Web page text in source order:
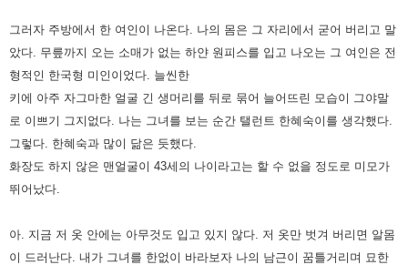
그러자 주방에서 한 여인이 나온다. 나의 몸은 그 자리에서 굳어 버리고 말
았다. 무릎까지 오는 소매가 없는 하얀 원피스를 입고 나오는 그 여인은 전
형적인 한국형 미인이었다. 늘씬한
키에 아주 자그마한 얼굴 긴 생머리를 뒤로 묶어 늘어뜨린 모습이 그야말
로 이쁘기 그지없다. 나는 그녀를 보는 순간 탤런트 한혜숙이를 생각했다.
그렇다. 한혜숙과 많이 닮은 듯했다.
화장도 하지 않은 맨얼굴이 43세의 나이라고는 할 수 없을 정도로 미모가
뛰어났다.
아. 지금 저 옷 안에는 아무것도 입고 있지 않다. 저 옷만 벗겨 버리면 알몸
이 드러난다. 내가 그녀를 한없이 바라보자 나의 남근이 꿈틀거리며 묘한